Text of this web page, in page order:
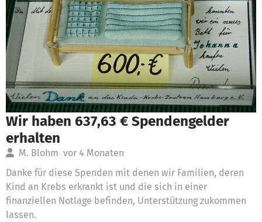
Wir haben 637,63 € Spendengelder
erhalten
M. Blohm vor 4 Monaten
Danke für diese Spenden mit denen wir Familien, deren
Kind an Krebs erkrankt ist und die sich in einer
finanziellen Notlage befinden, Unterstützung zukommen
lassen.